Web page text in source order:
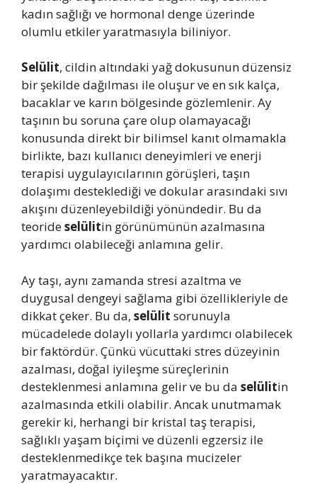
kadın sağlığı ve hormonal denge üzerinde
olumlu etkiler yaratmasıyla biliniyor.
Selülit, cildin altındaki yağ dokusunun düzensiz
bir şekilde dağılması ile oluşur ve en sık kalça,
bacaklar ve karın bölgesinde gözlemlenir. Ay
taşının bu soruna çare olup olamayacağı
konusunda direkt bir bilimsel kanıt olmamakla
birlikte, bazı kullanıcı deneyimleri ve enerji
terapisi uygulayıcılarının görüşleri, taşın
dolaşımı desteklediği ve dokular arasındaki sıvı
akışını düzenleyebildiği yönündedir. Bu da
teorideselülitin görünümünün azalmasına
yardımcı olabileceği anlamına gelir.
Ay taşı, aynı zamanda stresi azaltma ve
duygusal dengeyi sağlama gibi özellikleriyle de
dikkat çeker. Bu da, selülit sorunuyla
mücadelede dolaylı yollarla yardımcı olabilecek
bir faktördür. Çünkü vücuttaki stres düzeyinin
azalması, doğal iyileşme süreçlerinin
desteklenmesi anlamına gelir ve bu da selülitin
azalmasında etkili olabilir. Ancak unutmamak
gerekir ki, herhangi bir kristal taş terapisi,
sağlıklı yaşam biçimi ve düzenli egzersiz ile
desteklenmedikçe tek başına mucizeler
yaratmayacaktır.